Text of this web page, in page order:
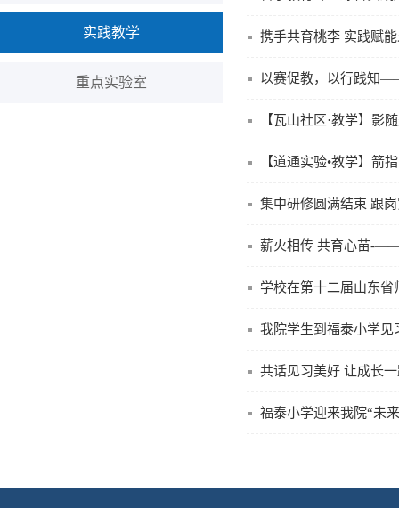
实践教学
重点实验室
携手共育桃李 实践赋
以赛促教，以行践知
【瓦山社区·教学】
【道通实验•教学】
集中研修圆满结束 跟
薪火相传 共育心苗-——
学校在第十二届山东
我院学生到福泰小学见
共话见习美好 让成长
福泰小学迎来我院“未